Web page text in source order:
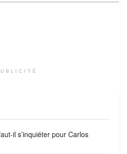
il s’inquiéter pour Carlos